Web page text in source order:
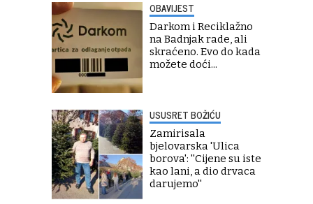
OBAVIJEST
Darkom i Reciklažno
na Badnjak rade, ali
skraćeno. Evo do kada
možete doći...
USUSRET BOŽIĆU
Zamirisala
bjelovarska 'Ulica
borova': ''Cijene su iste
kao lani, a dio drvaca
darujemo''